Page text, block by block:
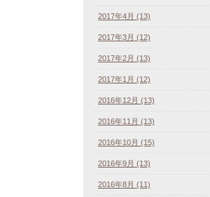
2017年4月 (13)
2017年3月 (12)
2017年2月 (13)
2017年1月 (12)
2016年12月 (13)
2016年11月 (13)
2016年10月 (15)
2016年9月 (13)
2016年8月 (11)